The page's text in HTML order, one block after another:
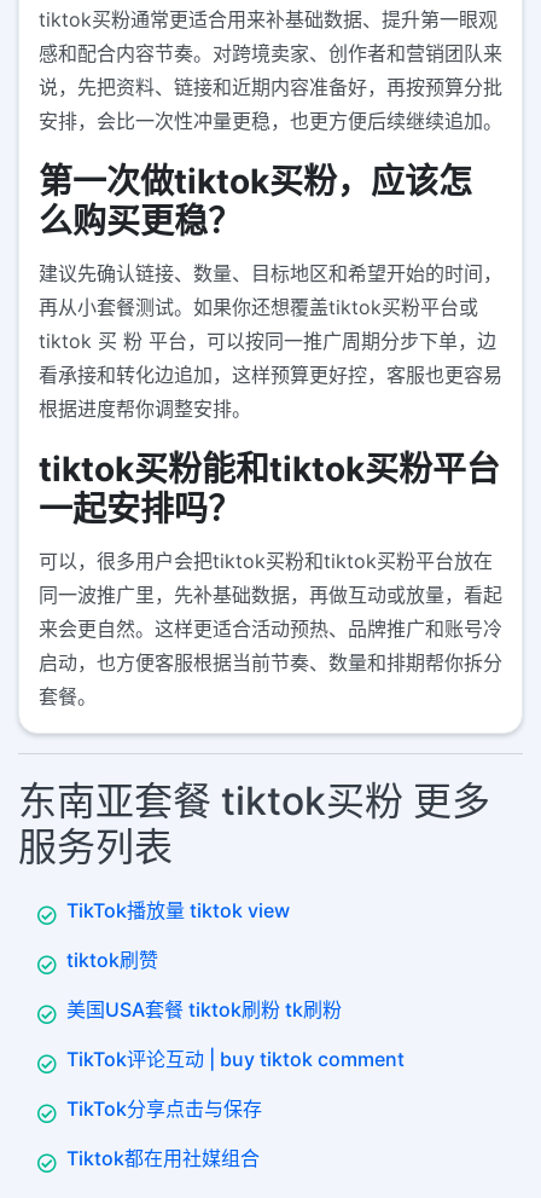
tiktok买粉通常更适合用来补基础数据、提升第一眼观
感和配合内容节奏。对跨境卖家、创作者和营销团队来
说，先把资料、链接和近期内容准备好，再按预算分批
安排，会比一次性冲量更稳，也更方便后续继续追加。
第一次做tiktok买粉，应该怎
么购买更稳？
建议先确认链接、数量、目标地区和希望开始的时间，
再从小套餐测试。如果你还想覆盖tiktok买粉平台或
tiktok 买 粉 平台，可以按同一推广周期分步下单，边
看承接和转化边追加，这样预算更好控，客服也更容易
根据进度帮你调整安排。
tiktok买粉能和tiktok买粉平台
一起安排吗？
可以，很多用户会把tiktok买粉和tiktok买粉平台放在
同一波推广里，先补基础数据，再做互动或放量，看起
来会更自然。这样更适合活动预热、品牌推广和账号冷
启动，也方便客服根据当前节奏、数量和排期帮你拆分
套餐。
东南亚套餐 tiktok买粉 更多
服务列表
TikTok播放量 tiktok view
tiktok刷赞
美国USA套餐 tiktok刷粉 tk刷粉
TikTok评论互动 | buy tiktok comment
TikTok分享点击与保存
Tiktok都在用社媒组合